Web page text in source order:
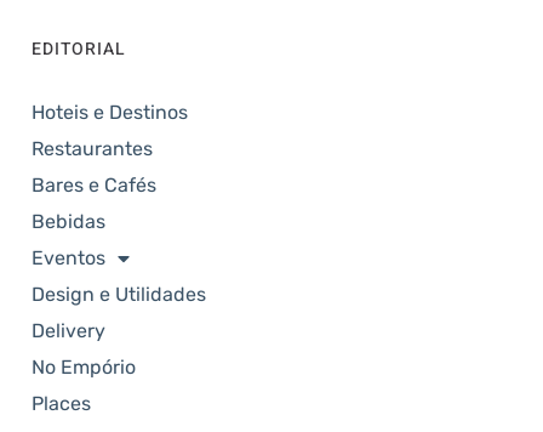
EDITORIAL
Hoteis e Destinos
Restaurantes
Bares e Cafés
Bebidas
Eventos
Design e Utilidades
Delivery
No Empório
Places